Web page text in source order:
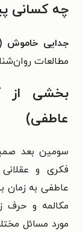
چه کسانی
جدایی خاموش
مطالعات
بخشی از
عاطفی)
سومین بعد
فکری و
عاطفی به زمان
مکالمه و حرف
مورد مسائل